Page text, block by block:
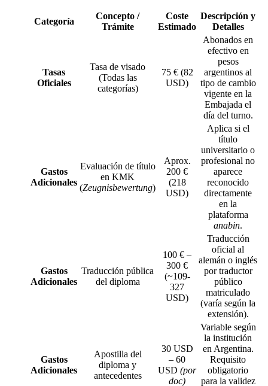
Categoría
Concepto /
Trámite
Coste
Estimado
Descripción y
Detalles
Tasas
Oficiales
Tasa de visado
(Todas las
categorías)
75 € (82
USD)
Abonados en
efectivo en
pesos
argentinos al
tipo de cambio
vigente en la
Embajada el
día del turno.
Gastos
Adicionales
Evaluación de título
en KMK
(Zeugnisbewertung)
Aprox.
200 €
(218
USD)
Aplica si el
título
universitario o
profesional no
aparece
reconocido
directamente
en la
plataforma
anabin.
Gastos
Adicionales
Traducción pública
del diploma
100 € –
300 €
(~109-
327
USD)
Traducción
oficial al
alemán o inglés
por traductor
público
matriculado
(varía según la
extensión).
Gastos
Adicionales
Apostilla del
diploma y
antecedentes
30 USD
– 60
USD (por
doc)
Variable según
la institución
en Argentina.
Requisito
obligatorio
para la validez